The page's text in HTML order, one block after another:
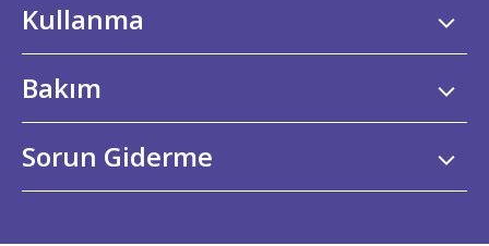
Kullanma
Bakım
Sorun Giderme